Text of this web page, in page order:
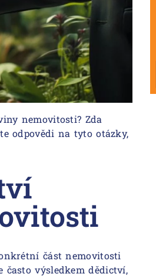
nemovitosti? Zda
odpovědi na tyto otázky,
část nemovitosti
výsledkem dědictví,